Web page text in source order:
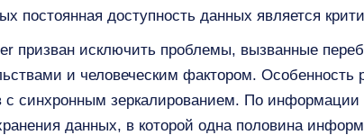
постоянная доступность данных является
призван исключить проблемы, вызванные
и человеческим фактором.
с синхронным зеркалированием. По
данных, в которой одна половина